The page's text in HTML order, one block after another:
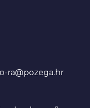
lo-ra@pozega.hr